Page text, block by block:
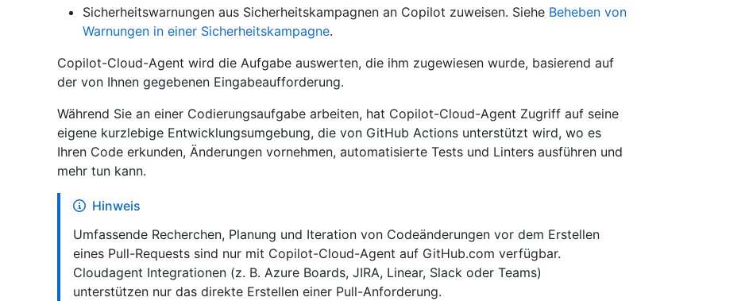
Sicherheitswarnungen aus Sicherheitskampagnen an Copilot zuweisen. Siehe Beheben von
Warnungen in einer Sicherheitskampagne.
Copilot-Cloud-Agent wird die Aufgabe auswerten, die ihm zugewiesen wurde, basierend auf
der von Ihnen gegebenen Eingabeaufforderung.
Während Sie an einer Codierungsaufgabe arbeiten, hat Copilot-Cloud-Agent Zugriff auf seine
eigene kurzlebige Entwicklungsumgebung, die von GitHub Actions unterstützt wird, wo es
Ihren Code erkunden, Änderungen vornehmen, automatisierte Tests und Linters ausführen und
mehr tun kann.
Hinweis
Umfassende Recherchen, Planung und Iteration von Codeänderungen vor dem Erstellen
eines Pull-Requests sind nur mit Copilot-Cloud-Agent auf GitHub.com verfügbar.
Cloudagent Integrationen (z. B. Azure Boards, JIRA, Linear, Slack oder Teams)
unterstützen nur das direkte Erstellen einer Pull-Anforderung.